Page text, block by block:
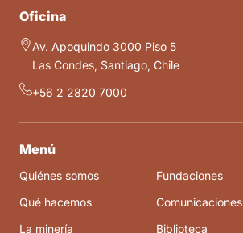
Oficina
Av. Apoquindo 3000 Piso 5
Las Condes, Santiago, Chile
+56 2 2820 7000
Menú
Quiénes somos
Qué hacemos
La minería
Fundaciones
Comunicaciones
Biblioteca